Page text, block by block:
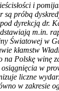
i
są próbą
dyrekcją dr.
m.in.
Światowej w
kłamstw
na Polskę winę
w
liczne
w zakresie